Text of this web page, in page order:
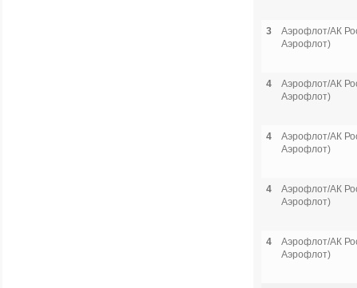
3
Аэрофлот/АК
Аэрофлот)
4
Аэрофлот/АК
Аэрофлот)
4
Аэрофлот/АК
Аэрофлот)
4
Аэрофлот/АК
Аэрофлот)
4
Аэрофлот/АК
Аэрофлот)